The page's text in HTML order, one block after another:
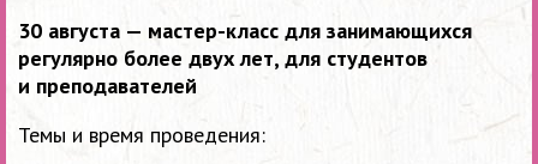
30 августа — мастер-класс для занимающихся
регулярно более двух лет, для студентов
и преподавателей
Темы и время проведения: